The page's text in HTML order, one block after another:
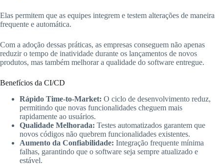
Elas permitem que as equipes integrem e testem alterações de maneira
frequente e automática.
Com a adoção dessas práticas, as empresas conseguem não apenas
reduzir o tempo de inatividade durante os lançamentos de novos
produtos, mas também melhorar a qualidade do software entregue.
Benefícios da CI/CD
Rápido Time-to-Market: O ciclo de desenvolvimento reduz,
permitindo que novas funcionalidades cheguem mais
rapidamente ao usuários.
Qualidade Melhorada: Testes automatizados garantem que
novos códigos não quebrem funcionalidades existentes.
Aumento da Confiabilidade: Integração frequente mínima
falhas, garantindo que o software seja sempre atualizado e
estável.